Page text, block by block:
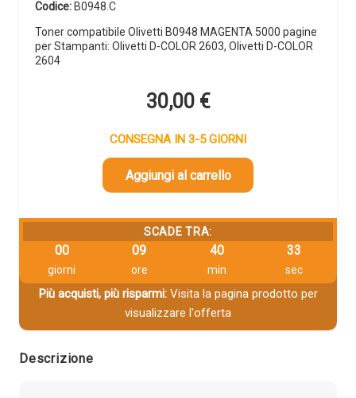
Codice: B0948.C
Toner compatibile Olivetti B0948 MAGENTA 5000 pagine
per Stampanti: Olivetti D-COLOR 2603, Olivetti D-COLOR
2604
30,00 €
CONSEGNA IN 3-5 GIORNI
Aggiungi al carrello
SCADE TRA:
00
giorni
09
ore
40
min
33
sec
Più acquisti, più risparmi:Visita la pagina prodotto per
visualizzare l'offerta
Descrizione